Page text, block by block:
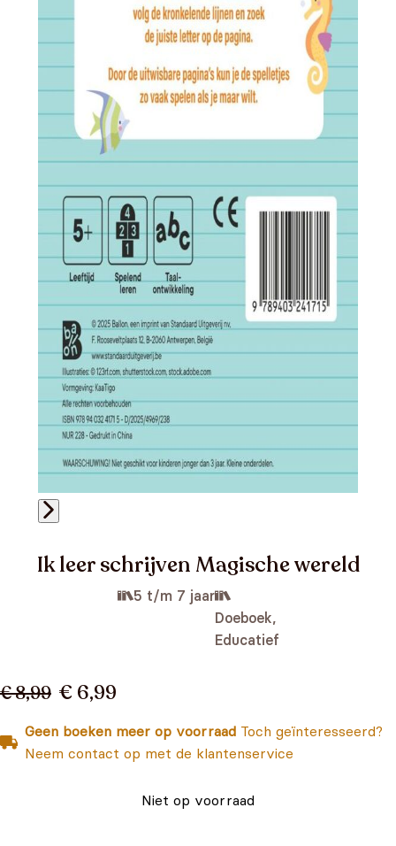
Ik leer schrijven Magische wereld
5 t/m 7 jaar
Doeboek,
Educatief
€ 8,99 € 6,99
Geen boeken meer op voorraad Toch geïnteresseerd?
Neem contact op met de klantenservice
Niet op voorraad